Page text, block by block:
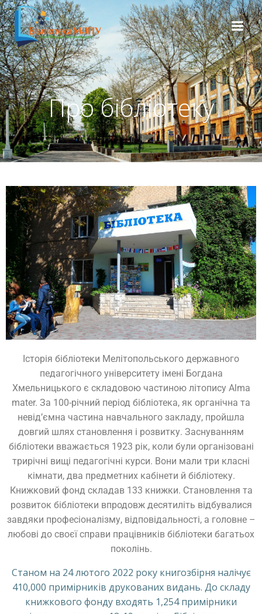
Про бібліотеку
Історія бібліотеки Мелітопольського державного
педагогічного університету імені Богдана
Хмельницького є складовою частиною літопису Alma
mater. За 100-річний період бібліотека, як органічна та
невід’ємна частина навчального закладу, пройшла
довгий шлях становлення і розвитку. Заснуванням
бібліотеки вважається 1923 рік, коли були організовані
трирічні вищі педагогічні курси. Вони мали три класні
кімнати, два предметних кабінети й бібліотеку.
Книжковий фонд складав 133 книжки. Становлення та
розвиток бібліотеки впродовж десятиліть відбувалися
завдяки професіоналізму, відповідальності, а головне –
любові до своєї справи працівників бібліотеки багатьох
поколінь.
Станом на 24 лютого 2022 року книгозбірня налічує
410,000 примірників друкованих видань. До складу
книжкового фонду входять 1,254 примірники